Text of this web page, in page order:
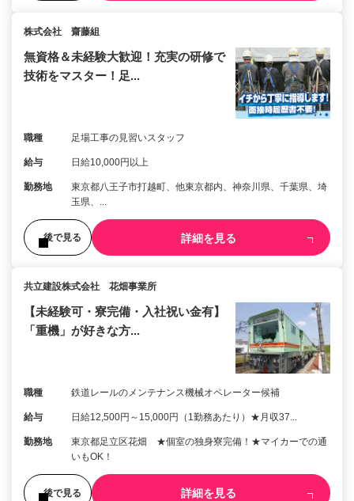
株式会社 齋藤組
無資格＆未経験大歓迎！充実の研修で
技術をマスター！足...
職種 足場工事の見習いスタッフ
給与 日給10,000円以上
勤務地
東京都八王子市打越町、他東京都内、神奈川県、千葉県、埼
玉県、...
後で見る 詳細を見る
共立建設株式会社 花畑事業所
【未経験可・寮完備・入社祝い金有】
「重機」が好きな方...
職種 鉄道レールのメンテナンス機械オペレーター候補
給与 日給12,500円～15,000円（1勤務あたり）★月収37...
勤務地
東京都足立区花畑 ★個室の独身寮完備！★マイカーでの通
いもOK！
後で見る 詳細を見る